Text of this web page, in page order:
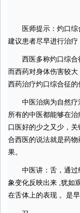
医师提示：灼口综合
建议患者尽早进行治
西医多称灼口综合征
而西药对身体伤害较
西药治疗灼口综合征的
中医治病为自然疗法
所有的中医都能够在
口医好的少之又少，
合西医的说法就是药
果。
中医讲：舌，通过经
象变化反映出来 ,犹如
在舌体上的表现 。是